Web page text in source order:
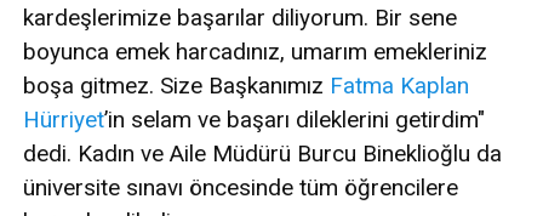
kardeşlerimize başarılar diliyorum. Bir sene
boyunca emek harcadınız, umarım emekleriniz
boşa gitmez. Size Başkanımız Fatma Kaplan
Hürriyet’in selam ve başarı dileklerini getirdim"
dedi. Kadın ve Aile Müdürü Burcu Bineklioğlu da
üniversite sınavı öncesinde tüm öğrencilere